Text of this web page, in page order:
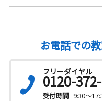
お電話での
フリーダイヤル
0120-
受付時間 9:30～